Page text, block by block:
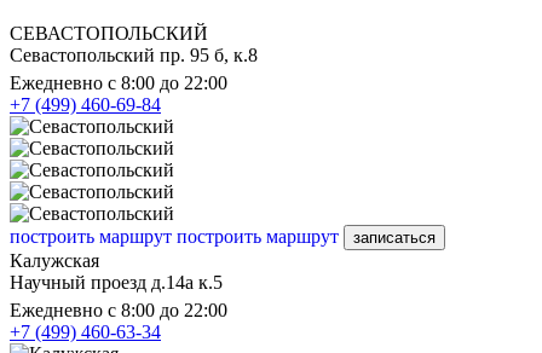
СЕВАСТОПОЛЬСКИЙ
Севастопольский пр. 95 б, к.8
Ежедневно с 8:00 до 22:00
+7 (499) 460-69-84
построить маршрут построить маршрут записаться
Калужская
Научный проезд д.14а к.5
Ежедневно с 8:00 до 22:00
+7 (499) 460-63-34